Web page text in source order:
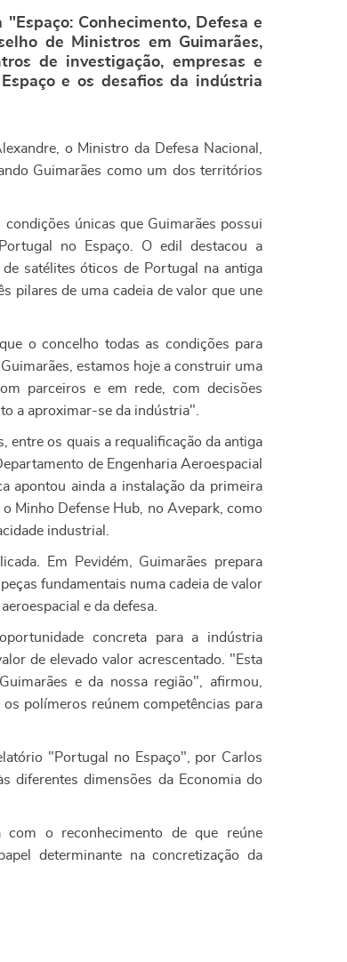
Conhecimento, Defesa e
de Ministros em Guimarães,
de investigação, empresas e
e os desafios da indústria
o Ministro da Defesa Nacional,
Guimarães como um dos territórios
únicas que Guimarães possui
no Espaço. O edil destacou a
satélites óticos de Portugal na antiga
pilares de uma cadeia de valor que une
o concelho todas as condições para
estamos hoje a construir uma
parceiros e em rede, com decisões
a aproximar-se da indústria".
entre os quais a requalificação da antiga
de Engenharia Aeroespacial
apontou ainda a instalação da primeira
Minho Defense Hub, no Avepark, como
industrial.
Em Pevidém, Guimarães prepara
fundamentais numa cadeia de valor
e da defesa.
concreta para a indústria
de elevado valor acrescentado. "Esta
e da nossa região", afirmou,
polímeros reúnem competências para
"Portugal no Espaço", por Carlos
diferentes dimensões da Economia do
com o reconhecimento de que reúne
determinante na concretização da